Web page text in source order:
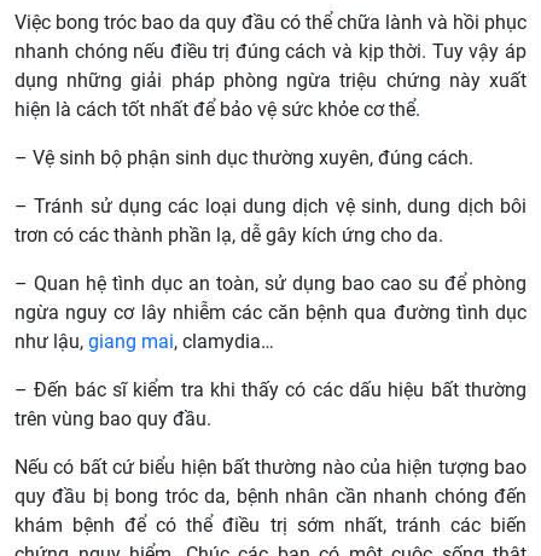
Việc bong tróc bao da quy đầu có thể chữa lành và hồi phục
nhanh chóng nếu điều trị đúng cách và kịp thời. Tuy vậy áp
dụng những giải pháp phòng ngừa triệu chứng này xuất
hiện là cách tốt nhất để bảo vệ sức khỏe cơ thể.
– Vệ sinh bộ phận sinh dục thường xuyên, đúng cách.
– Tránh sử dụng các loại dung dịch vệ sinh, dung dịch bôi
trơn có các thành phần lạ, dễ gây kích ứng cho da.
– Quan hệ tình dục an toàn, sử dụng bao cao su để phòng
ngừa nguy cơ lây nhiễm các căn bệnh qua đường tình dục
như lậu, giang mai, clamydia…
– Đến bác sĩ kiểm tra khi thấy có các dấu hiệu bất thường
trên vùng bao quy đầu.
Nếu có bất cứ biểu hiện bất thường nào của hiện tượng bao
quy đầu bị bong tróc da, bệnh nhân cần nhanh chóng đến
khám bệnh để có thể điều trị sớm nhất, tránh các biến